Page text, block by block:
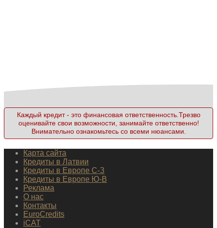
Каждый кредит - это финансовая ответственность.Трезво
оценивайте свои возможности, занимайте ответственно!
Внимательно ознакомьтесь со всеми нюансами.
Карта сайта
Кредиты в Латвии
Кредиты в Европе С-З
Кредиты в Европе Ю-В
Реклама
О нас
Контакты
EuroCredits
iCAT